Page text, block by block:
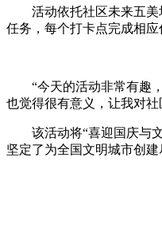
活动依托社区未来五
任务，每个打卡点完成相
“今天的活动非常有趣
也觉得很有意义，让我对社
该活动将“喜迎国庆与
坚定了为全国文明城市创建